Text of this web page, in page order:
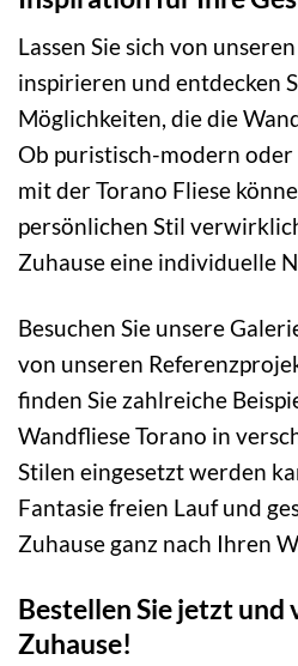
Lassen Sie sich von
inspirieren und entdecken
Möglichkeiten, die die
Ob puristisch-modern oder
mit der Torano Fliese
persönlichen Stil
Zuhause eine individuelle
Besuchen Sie unsere
von unseren
finden Sie zahlreiche
Wandfliese Torano in
Stilen eingesetzt werden
Fantasie freien Lauf und
Zuhause ganz nach Ihren
Bestellen Sie jetzt und
Zuhause!